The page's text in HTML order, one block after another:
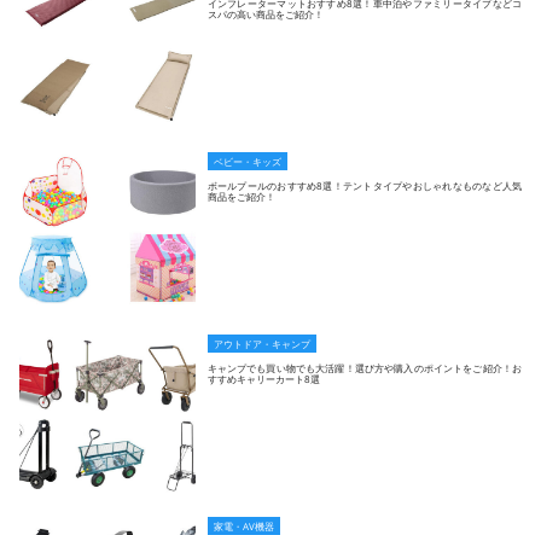
インフレーターマットおすすめ8選！車中泊やファミリータイプなどコ
スパの高い商品をご紹介！
ベビー・キッズ
ボールプールのおすすめ8選！テントタイプやおしゃれなものなど人気
商品をご紹介！
アウトドア・キャンプ
キャンプでも買い物でも大活躍！選び方や購入のポイントをご紹介！お
すすめキャリーカート8選
家電・AV機器